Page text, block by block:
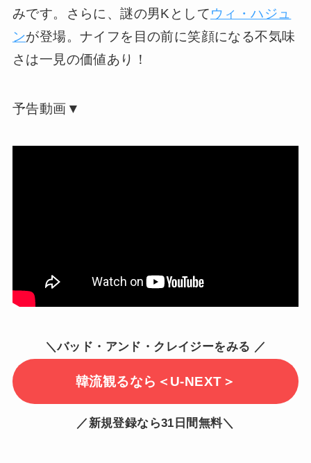
みです。さらに、謎の男Kとしてウィ・ハジュ
ンが登場。ナイフを目の前に笑顔になる不気味
さは一見の価値あり！
予告動画▼
＼バッド・アンド・クレイジーをみる ／
韓流観るなら＜U-NEXT＞
／新規登録なら31日間無料＼